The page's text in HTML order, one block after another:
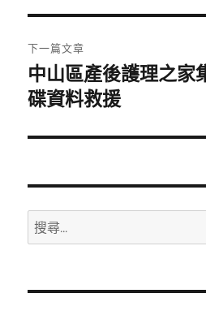
覽
文
章:
下一篇文章
下
一
文
中山區產後護理之家
碟資料救援
搜
尋
鍵